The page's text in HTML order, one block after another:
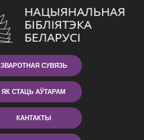
ЗВАРОТНАЯ СУВЯЗЬ
ЯК СТАЦЬ АЎТАРАМ
КАНТАКТЫ